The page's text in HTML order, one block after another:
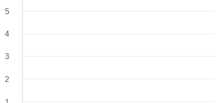
5
4
3
2